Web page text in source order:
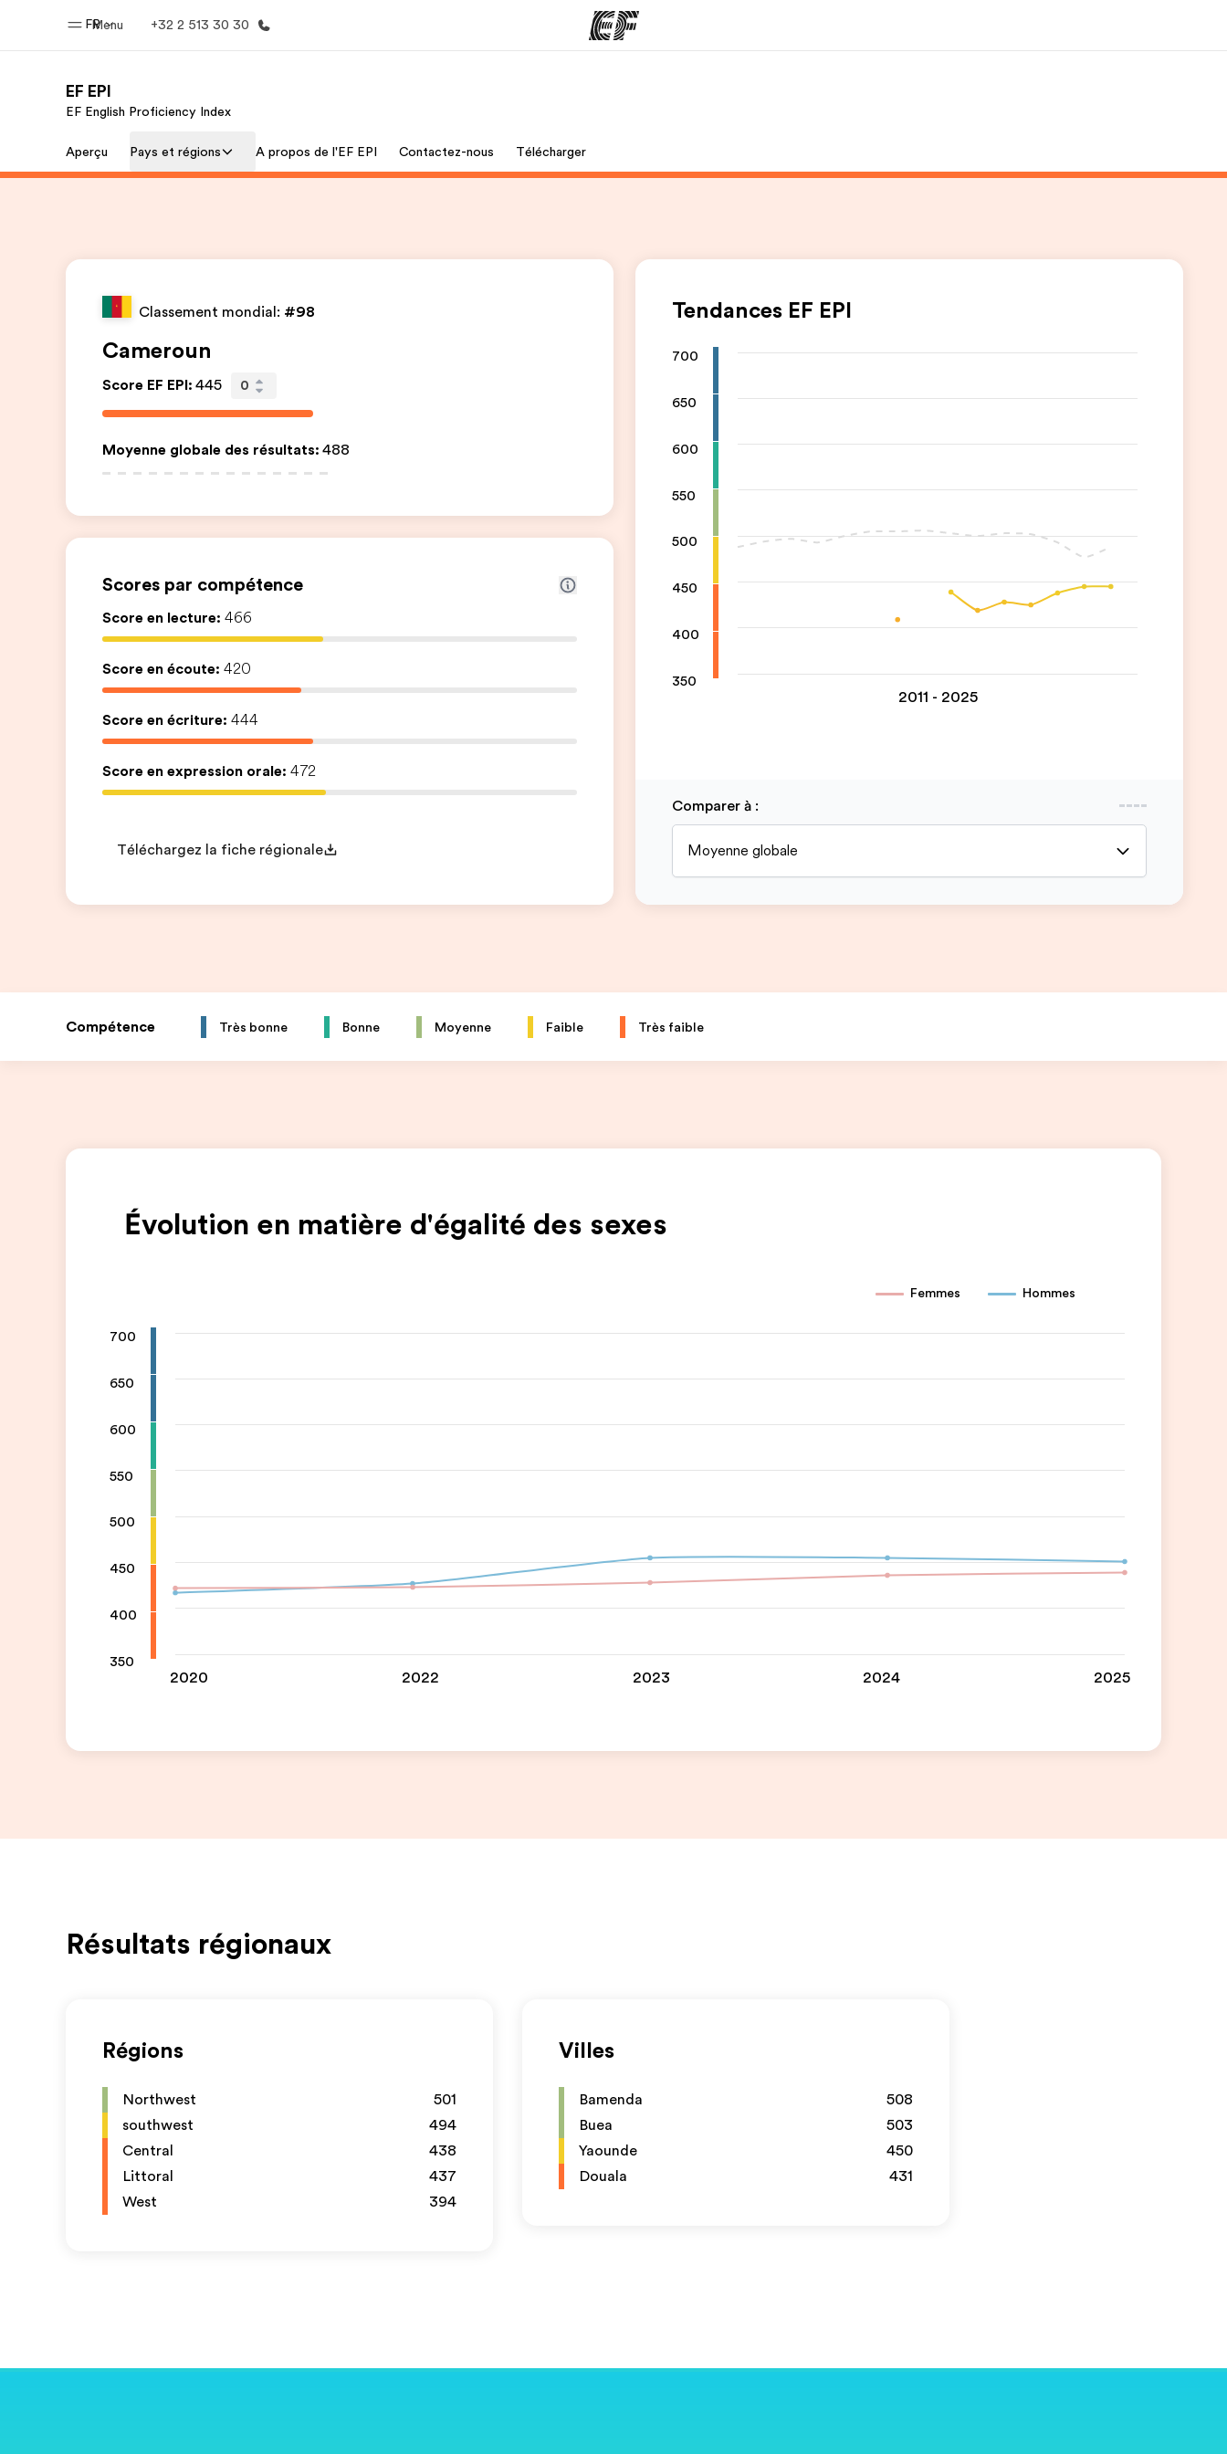
Menu
FR +32 2 513 30 30
Bienvenue chez EF Nos offres Trouver un bureau
EF EPI
EF English Proficiency Index
Aperçu Pays et régions A propos de l'EF EPI Contactez-nous Télécharger
Classement mondial: #98
Cameroun
Score EF EPI: 445 0
Moyenne globale des résultats: 488
Scores par compétence
Score en lecture: 466
Score en écoute: 420
Score en écriture: 444
Score en expression orale: 472
Téléchargez la fiche régionale
Tendances EF EPI
700
650
600
550
500
450
400
350
2011 - 2025
Comparer à :
Moyenne globale
Compétence Très bonne Bonne Moyenne Faible Très faible
Évolution en matière d'égalité des sexes
Femmes Hommes
700
650
600
550
500
450
400
350
2020 2022 2023 2024 2025
Résultats régionaux
Régions
Northwest
501
southwest
494
Central
438
Littoral
437
West
394
Villes
Bamenda
508
Buea
503
Yaounde
450
Douala
431